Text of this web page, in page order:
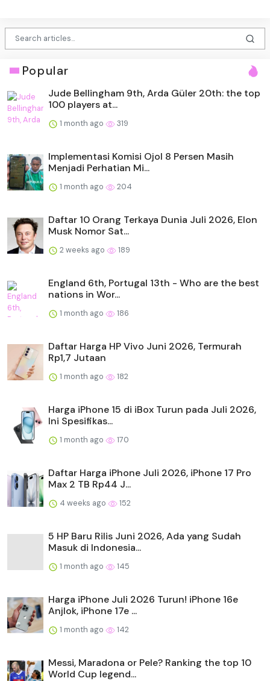
Popular
Jude Bellingham 9th, Arda Güler 20th: the top
100 players at...
1 month ago 319
Implementasi Komisi Ojol 8 Persen Masih
Menjadi Perhatian Mi...
1 month ago 204
Daftar 10 Orang Terkaya Dunia Juli 2026, Elon
Musk Nomor Sat...
2 weeks ago 189
England 6th, Portugal 13th - Who are the best
nations in Wor...
1 month ago 186
Daftar Harga HP Vivo Juni 2026, Termurah
Rp1,7 Jutaan
1 month ago 182
Harga iPhone 15 di iBox Turun pada Juli 2026,
Ini Spesifikas...
1 month ago 170
Daftar Harga iPhone Juli 2026, iPhone 17 Pro
Max 2 TB Rp44 J...
4 weeks ago 152
5 HP Baru Rilis Juni 2026, Ada yang Sudah
Masuk di Indonesia...
1 month ago 145
Harga iPhone Juli 2026 Turun! iPhone 16e
Anjlok, iPhone 17e ...
1 month ago 142
Messi, Maradona or Pele? Ranking the top 10
World Cup legend...